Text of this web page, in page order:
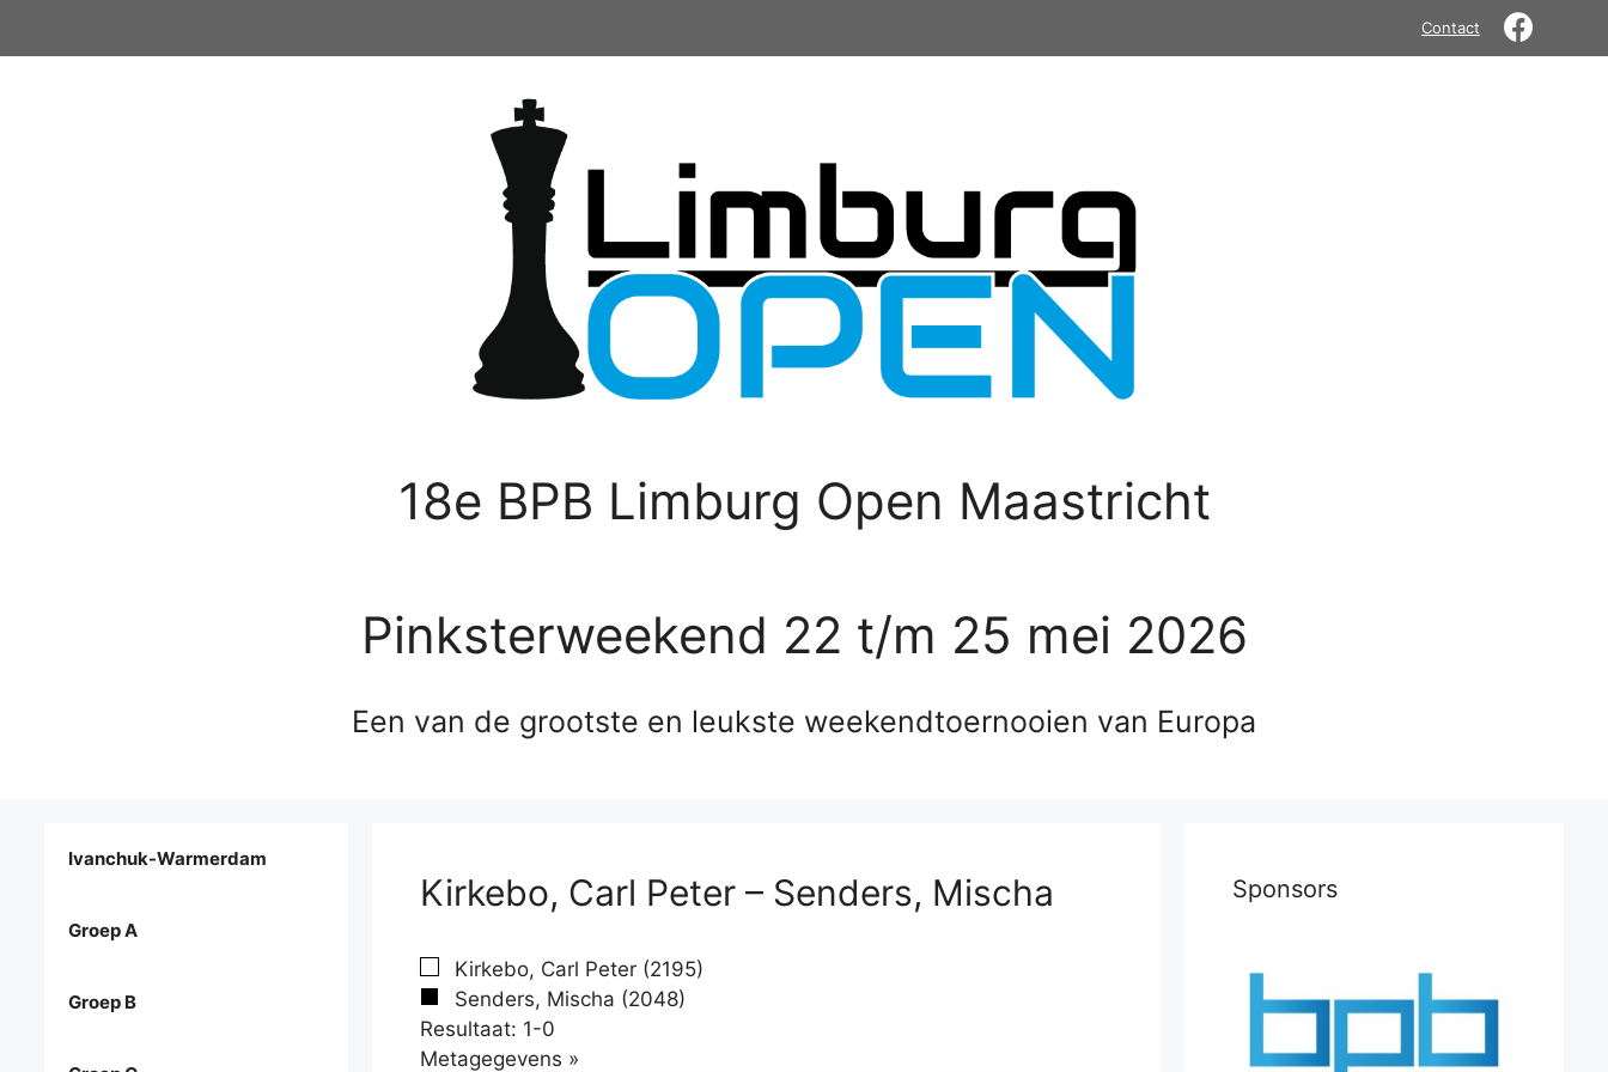
Contact
18e BPB Limburg Open Maastricht
Pinksterweekend 22 t/m 25 mei 2026
Een van de grootste en leukste weekendtoernooien van Europa
Kirkebo, Carl Peter – Senders, Mischa
Kirkebo, Carl Peter (2195)
Senders, Mischa (2048)
Resultaat: 1-0
Metagegevens »
Ivanchuk-Warmerdam
Groep A
Groep B
Sponsors